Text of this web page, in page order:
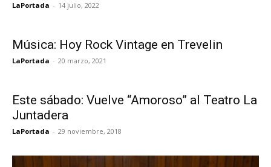
LaPortada - 14 julio, 2022
Música: Hoy Rock Vintage en Trevelin
LaPortada - 20 marzo, 2021
Este sábado: Vuelve “Amoroso” al Teatro La
Juntadera
LaPortada - 29 noviembre, 2018